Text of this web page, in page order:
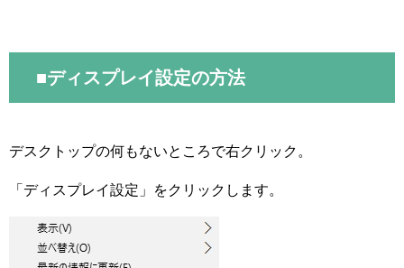
■ディスプレイ設定の方法
デスクトップの何もないところで右クリック。
「ディスプレイ設定」をクリックします。